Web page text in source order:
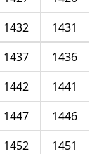
1431
1432
1436
1437
1441
1442
1446
1447
1451
1452